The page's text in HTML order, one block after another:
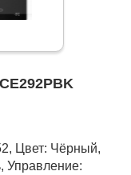
Цвет: Чёрный,
Управление: